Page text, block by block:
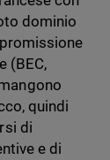
dominio
(BEC,
quindi
di
e di